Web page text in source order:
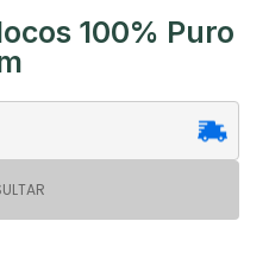
100% Puro